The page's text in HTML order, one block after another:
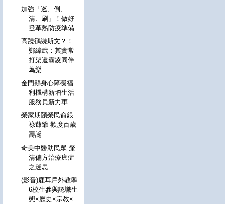
加強「巡、倒、
清、刷」！做好
登革熱防疫準備
高蹺鴴裝斯文？！
鄭緯武：其實常
打架還霸凌同伴
為樂
金門縣身心障礙福
利機構新增生活
服務員新力軍
榮家期頤榮民俞銀
祿爺爺 歡度百歲
壽誕
奇美中醫助民眾 釐
清偏方治療癌症
之迷思
(影音)鹿耳戶外教學
6校生參與認識生
態×歷史×宗教×